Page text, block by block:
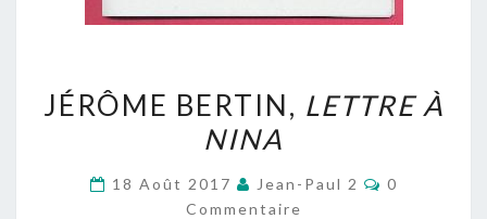
BERTIN,
LETTRE
NINA
JÉRÔME BERTIN, LETTRE À
NINA
18 Août 2017 Jean-Paul 2
0
Commentaire